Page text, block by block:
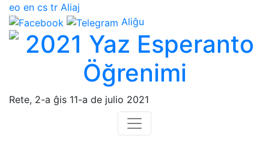
eo en cs tr Aliaj
Aliĝu
Rete, 2-a ĝis 11-a de julio 2021